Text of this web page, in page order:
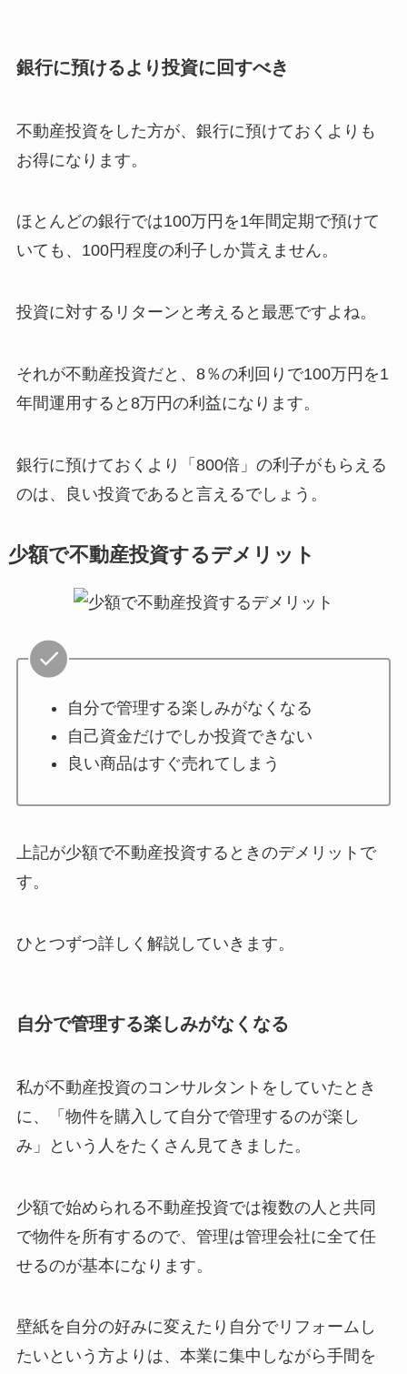
銀行に預けるより投資に回すべき
不動産投資をした方が、銀行に預けておくよりも
お得になります。
ほとんどの銀行では100万円を1年間定期で預けて
いても、100円程度の利子しか貰えません。
投資に対するリターンと考えると最悪ですよね。
それが不動産投資だと、8％の利回りで100万円を1
年間運用すると8万円の利益になります。
銀行に預けておくより「800倍」の利子がもらえる
のは、良い投資であると言えるでしょう。
少額で不動産投資するデメリット
自分で管理する楽しみがなくなる
自己資金だけでしか投資できない
良い商品はすぐ売れてしまう
上記が少額で不動産投資するときのデメリットで
す。
ひとつずつ詳しく解説していきます。
自分で管理する楽しみがなくなる
私が不動産投資のコンサルタントをしていたとき
に、「物件を購入して自分で管理するのが楽し
み」という人をたくさん見てきました。
少額で始められる不動産投資では複数の人と共同
で物件を所有するので、管理は管理会社に全て任
せるのが基本になります。
壁紙を自分の好みに変えたり自分でリフォームし
たいという方よりは、本業に集中しながら手間を